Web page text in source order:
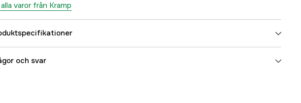
varor från Kramp
Referensnummer
och svar